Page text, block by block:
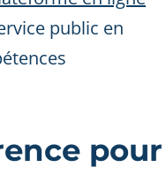
public en
pour